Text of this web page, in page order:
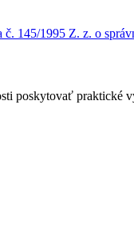
145/1995 Z. z. o
poskytovať praktické